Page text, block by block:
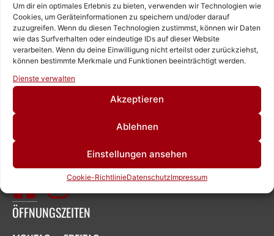
Um dir ein optimales Erlebnis zu bieten, verwenden wir Technologien wie
Cookies, um Geräteinformationen zu speichern und/oder darauf
zuzugreifen. Wenn du diesen Technologien zustimmst, können wir Daten
wie das Surfverhalten oder eindeutige IDs auf dieser Website
verarbeiten. Wenn du deine Einwilligung nicht erteilst oder zurückziehst,
können bestimmte Merkmale und Funktionen beeinträchtigt werden.
Dienste verwalten
Akzeptieren
Ablehnen
Einstellungen ansehen
Cookie-RichtlinieDatenschutzImpressum
SASCHA ZEIGNER
NEUKIRCHNER STRASSE 4
65510 HÜNSTETTEN
+49 6126 9843960‬
OFFICE@ZEIGNER.EU
SOCIAL MEDIA
ÖFFNUNGSZEITEN
Rufen Sie uns an!